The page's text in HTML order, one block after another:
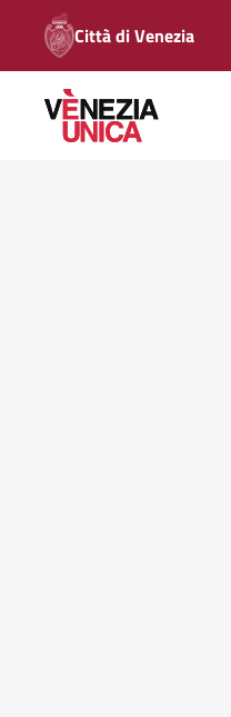
Città di Venezia